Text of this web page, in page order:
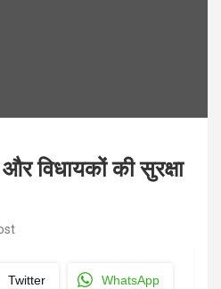
और विधायकों की सुरक्षा
Twitter WhatsApp